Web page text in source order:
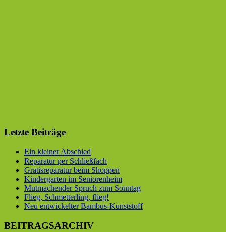
Letzte Beiträge
Ein kleiner Abschied
Reparatur per Schließfach
Gratisreparatur beim Shoppen
Kindergarten im Seniorenheim
Mutmachender Spruch zum Sonntag
Flieg, Schmetterling, flieg!
Neu entwickelter Bambus-Kunststoff
BEITRAGSARCHIV